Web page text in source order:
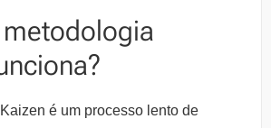
é um processo lento de